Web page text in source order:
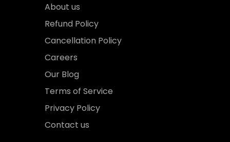
About us
Refund Policy
Cancellation Policy
Careers
Our Blog
Terms of Service
Privacy Policy
Contact us